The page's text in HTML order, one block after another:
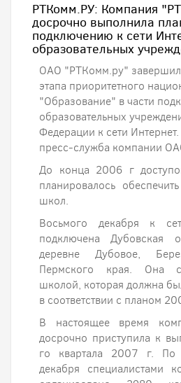
РТКомм.РУ: Компания
досрочно выполнила
подключению к сети
образовательных
ОАО "РТКомм.ру"
этапа приоритетного
"Образование" в части
образовательных
Федерации к сети
пресс-служба компании
До конца 2006 г
планировалось
школ.
Восьмого декабря к
подключена Дубовская
деревне Дубовое,
Пермского края. Она
школой, которая должна
в соответствии с планом
В настоящее время
досрочно приступила к
го квартала 2007 г.
декабря специалистами